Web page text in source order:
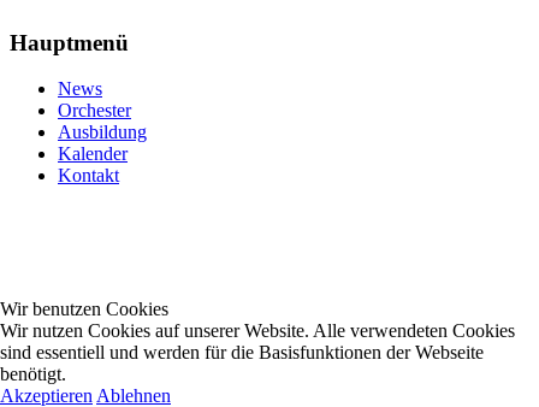
Hauptmenü
News
Orchester
Ausbildung
Kalender
Kontakt
Wir benutzen Cookies
Wir nutzen Cookies auf unserer Website. Alle verwendeten Cookies
sind essentiell und werden für die Basisfunktionen der Webseite
benötigt.
Akzeptieren Ablehnen